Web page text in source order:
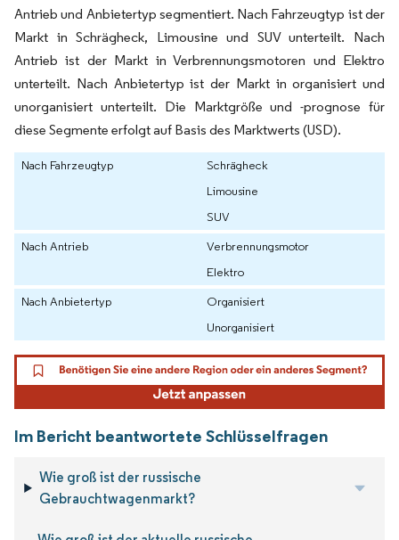
Antrieb und Anbietertyp segmentiert. Nach Fahrzeugtyp ist der
Markt in Schrägheck, Limousine und SUV unterteilt. Nach
Antrieb ist der Markt in Verbrennungsmotoren und Elektro
unterteilt. Nach Anbietertyp ist der Markt in organisiert und
unorganisiert unterteilt. Die Marktgröße und -prognose für
diese Segmente erfolgt auf Basis des Marktwerts (USD).
Nach Fahrzeugtyp
Schrägheck
Limousine
SUV
Nach Antrieb
Verbrennungsmotor
Elektro
Nach Anbietertyp
Organisiert
Unorganisiert
Im Bericht beantwortete Schlüsselfragen
Wie groß ist der russische
Gebrauchtwagenmarkt?